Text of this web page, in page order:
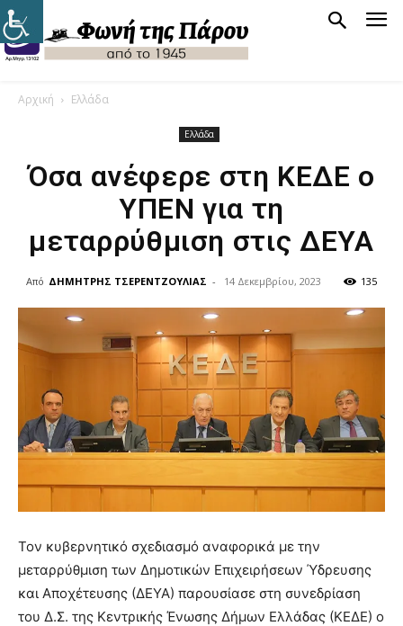
Αρχική Ελλάδα
Ελλάδα
Όσα ανέφερε στη ΚΕΔΕ ο
ΥΠΕΝ για τη
μεταρρύθμιση στις ΔΕΥΑ
Από ΔΗΜΗΤΡΗΣ ΤΣΕΡΕΝΤΖΟΥΛΙΑΣ - 14 Δεκεμβρίου, 2023 135
Τον κυβερνητικό σχεδιασμό αναφορικά με την
μεταρρύθμιση των Δημοτικών Επιχειρήσεων Ύδρευσης
και Αποχέτευσης (ΔΕΥΑ) παρουσίασε στη συνεδρίαση
του Δ.Σ. της Κεντρικής Ένωσης Δήμων Ελλάδας (ΚΕΔΕ) ο